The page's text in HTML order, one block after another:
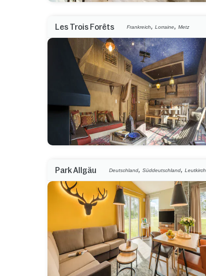
Les Trois Forêts Frankreich,Lorraine,Metz
Park Allgäu Deutschland,Süddeutschland,Leutkirch